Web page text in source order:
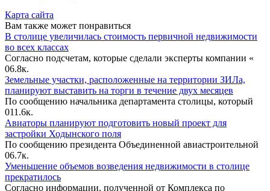
Карта сайта
Вам также может понравиться
В столице увеличилась стоимость первичной недвижимости
во всех классах
Согласно подсчетам, которые сделали эксперты компании «
06.8к.
Земельные участки, расположенные на территории ЗИЛа,
планируют выставить на торги в течение двух месяцев
По сообщению начальника департамента столицы, который
011.6к.
Авиаторы планируют подготовить новый проект для
застройки Ходынского поля
По сообщению президента Объединенной авиастроительной
06.7к.
Уменьшение объемов возведения недвижимости в столице
прекратилось
Согласно информации, полученной от Комплекса по